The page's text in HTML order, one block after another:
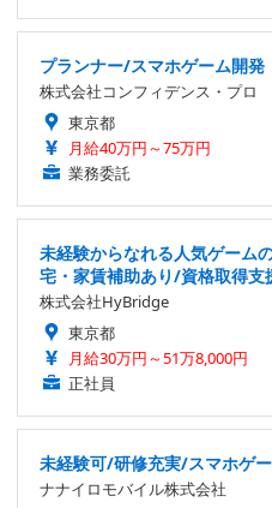
プランナー/スマホゲーム開発
株式会社コンフィデンス・プロ
東京都
月給40万円～75万円
業務委託
未経験からなれる人気ゲーム
宅・家賃補助あり/資格取得支
株式会社HyBridge
東京都
月給30万円～51万8,000円
正社員
未経験可/研修充実/スマホゲ
ナナイロモバイル株式会社